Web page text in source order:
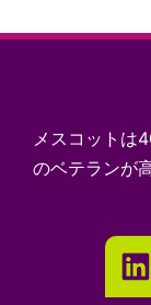
メスコットは
のベテランが